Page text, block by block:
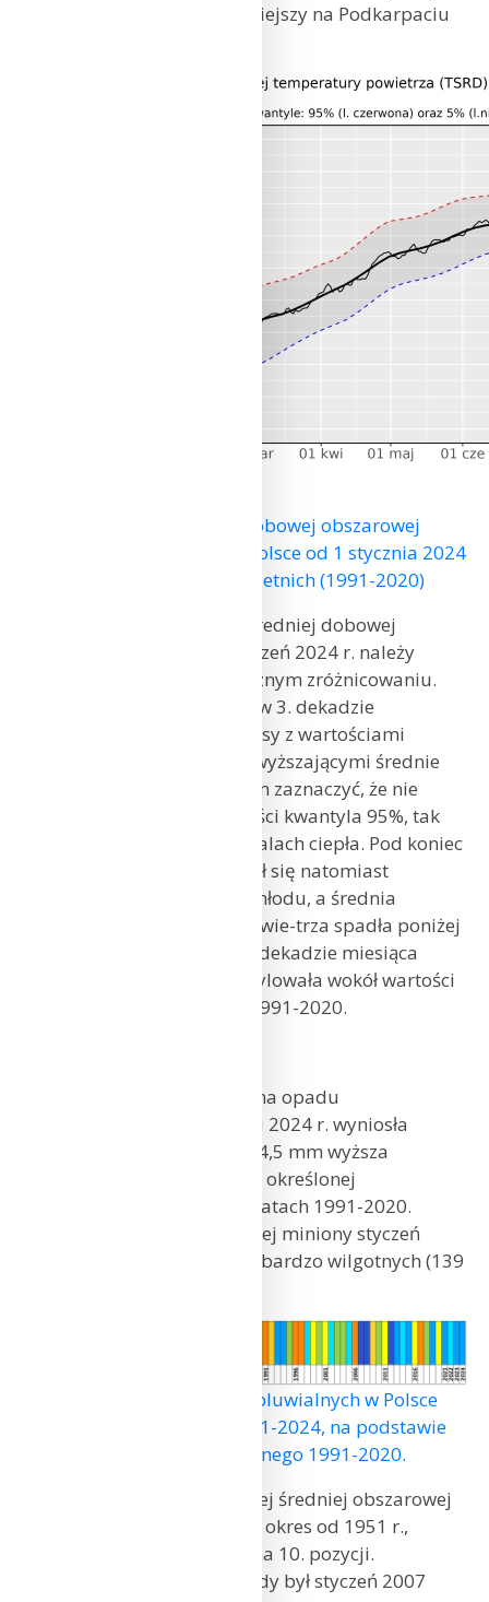
wzrost temperatury, najsilniejszy na Podkarpaciu
Zmienność średniej dobowej obszarowej
temperatury powietrza w Polsce od 1 stycznia 2024
r. na tle wartości wieloletnich (1991-2020)
Pod względem przebiegu średniej dobowej
temperatury powietrza styczeń 2024 r. należy
zaliczyć do miesięcy o znacznym zróżnicowaniu.
Na początku miesiąca oraz w 3. dekadzie
zaznaczyły się wyraźne okresy z wartościami
temperatury znacznie przewyższającymi średnie
z wielolecia. Należy przy tym zaznaczyć, że nie
zostały przekroczone wartości kwantyla 95%, tak
więc nie możemy mówić o falach ciepła. Pod koniec
1. dekady stycznia zaznaczył się natomiast
stosunkowo krótki epizod chłodu, a średnia
obszarowa temperatura powie-trza spadła poniżej
wartości kwantyla 5%. W 2. dekadzie miesiąca
temperatura powietrza oscylowała wokół wartości
oczekiwanych z wielolecia 1991-2020.
Obszarowo uśredniona suma opadu
atmosferycznego w styczniu 2024 r. wyniosła
w Polsce 50,8 mm i była o 14,5 mm wyższa
od normy dla tego miesiąca określonej
na podstawie pomiarów w latach 1991-2020.
Wg klasyfikacji Kaczorowskiej miniony styczeń
należy zaliczyć do miesięcy bardzo wilgotnych (139
Klasyfikacja warunków pluwialnych w Polsce
w styczniu, w okresie 1951-2024, na podstawie
norm okresu normalnego 1991-2020.
Według klasyfikacji rangowej średniej obszarowej
sumy opadów, obejmującej okres od 1951 r.,
styczeń 2024 r. plasuje się na 10. pozycji.
Najbardziej zasobny w opady był styczeń 2007